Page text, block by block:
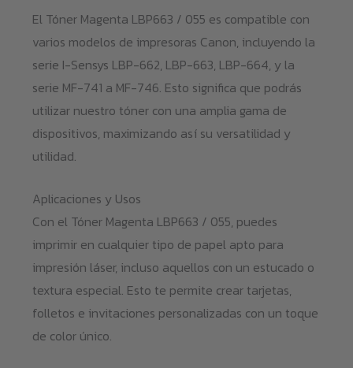
El Tóner Magenta LBP663 / 055 es compatible con
varios modelos de impresoras Canon, incluyendo la
serie I-Sensys LBP-662, LBP-663, LBP-664, y la
serie MF-741 a MF-746. Esto significa que podrás
utilizar nuestro tóner con una amplia gama de
dispositivos, maximizando así su versatilidad y
utilidad.
Aplicaciones y Usos
Con el Tóner Magenta LBP663 / 055, puedes
imprimir en cualquier tipo de papel apto para
impresión láser, incluso aquellos con un estucado o
textura especial. Esto te permite crear tarjetas,
folletos e invitaciones personalizadas con un toque
de color único.